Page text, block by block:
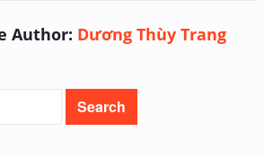
Author: Dương Thùy Trang